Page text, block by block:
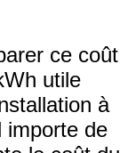
ce coût
utile
à
importe de